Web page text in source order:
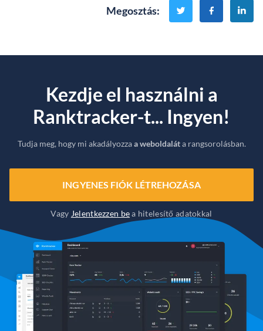
Megosztás:
Kezdje el használni a
Ranktracker-t... Ingyen!
Tudja meg, hogy mi akadályozzaa weboldaláta rangsorolásban.
INGYENES FIÓK LÉTREHOZÁSA
Vagy Jelentkezzen bea hitelesítő adatokkal